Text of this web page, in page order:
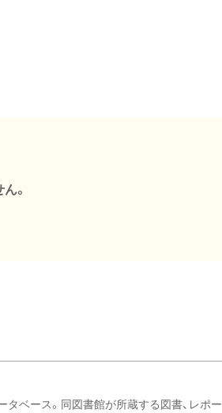
。
ベース。同図書館が所蔵する図書、レポー